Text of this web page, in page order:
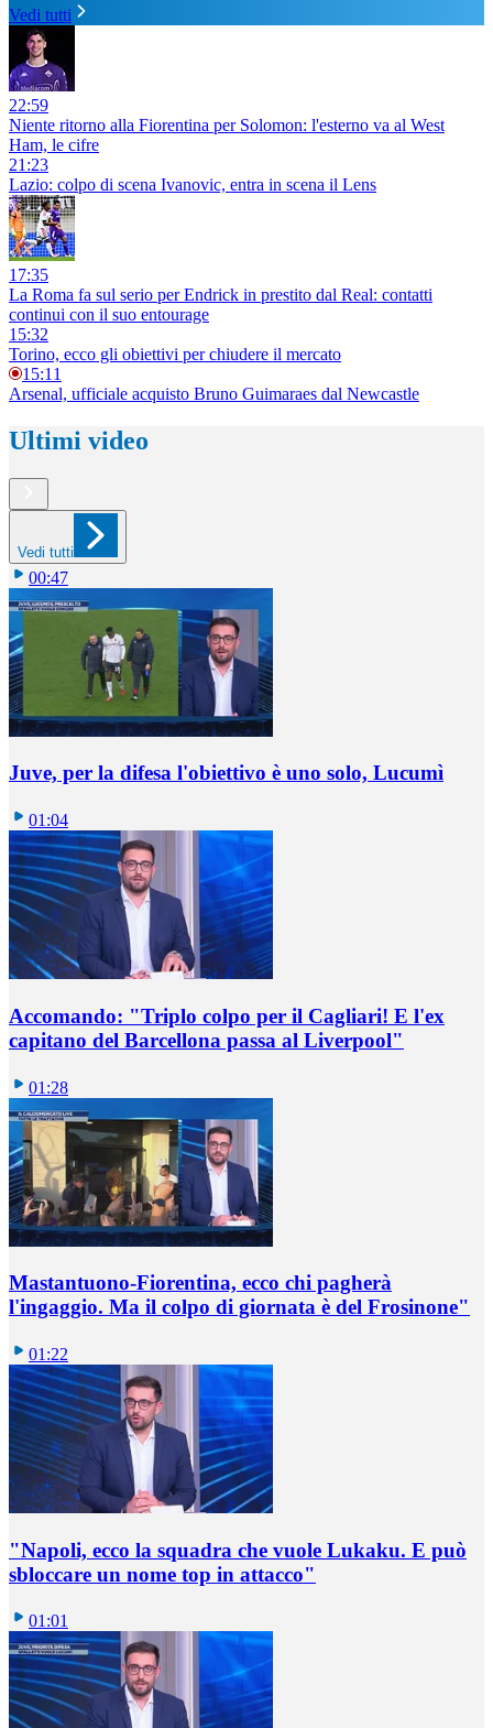
Vedi tutti
22:59
Niente ritorno alla Fiorentina per Solomon: l'esterno va al West
Ham, le cifre
21:23
Lazio: colpo di scena Ivanovic, entra in scena il Lens
17:35
La Roma fa sul serio per Endrick in prestito dal Real: contatti
continui con il suo entourage
15:32
Torino, ecco gli obiettivi per chiudere il mercato
15:11
Arsenal, ufficiale acquisto Bruno Guimaraes dal Newcastle
Ultimi video
Vedi tutti
00:47
Juve, per la difesa l'obiettivo è uno solo, Lucumì
01:04
Accomando: "Triplo colpo per il Cagliari! E l'ex
capitano del Barcellona passa al Liverpool"
01:28
Mastantuono-Fiorentina, ecco chi pagherà
l'ingaggio. Ma il colpo di giornata è del Frosinone"
01:22
"Napoli, ecco la squadra che vuole Lukaku. E può
sbloccare un nome top in attacco"
01:01